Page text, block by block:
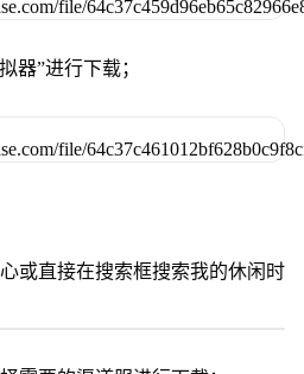
器”进行下载；
或直接在搜索框搜索我的休闲时